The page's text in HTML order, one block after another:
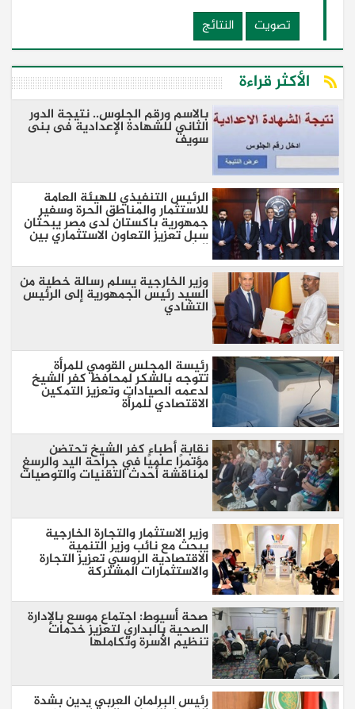
تصويت
النتائج
الأكثر قراءة
بالاسم ورقم الجلوس.. نتيجة الدور
الثاني للشهادة الإعدادية فى بنى
سويف
الرئيس التنفيذي للهيئة العامة
للاستثمار والمناطق الحرة وسفير
جمهورية باكستان لدى مصر يبحثان
سبل تعزيز التعاون الاستثماري بين
البلدين
وزير الخارجية يسلم رسالة خطية من
السيد رئيس الجمهورية إلى الرئيس
التشادي
رئيسة المجلس القومي للمرأة
تتوجه بالشكر لمحافظ كفر الشيخ
لدعمه الصيادات وتعزيز التمكين
الاقتصادي للمرأة
نقابة أطباء كفر الشيخ تحتضن
مؤتمرًا علميًا في جراحة اليد والرسغ
لمناقشة أحدث التقنيات والتوصيات
وزير الاستثمار والتجارة الخارجية
يبحث مع نائب وزير التنمية
الاقتصادية الروسي تعزيز التجارة
والاستثمارات المشتركة
صحة أسيوط: اجتماع موسع بالإدارة
الصحية بالبداري لتعزيز خدمات
تنظيم الأسرة وتكاملها
رئيس البرلمان العربي يدين بشدة